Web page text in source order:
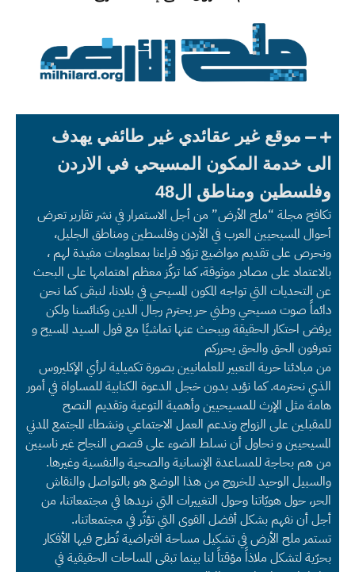
موقع غير عقائدي غير طائفي يهدف
الى خدمة المكون المسيحي في الاردن
وفلسطين ومناطق ال48
تكافح مجلة “ملح الأرض” من أجل الاستمرار في نشر تقارير تعرض
أحوال المسيحيين العرب في الأردن وفلسطين ومناطق الجليل،
ونحرص على تقديم مواضيع تزوّد قراءنا بمعلومات مفيدة لهم ،
بالاعتماد على مصادر موثوقة، كما تركّز معظم اهتمامها على البحث
عن التحديات التي تواجه المكون المسيحي في بلادنا، لنبقى كما نحن
دائماً صوت مسيحي وطني حر يحترم رجال الدين وكنائسنا ولكن
يرفض احتكار الحقيقة ويبحث عنها تماشيًا مع قول السيد المسيح و
تعرفون الحق والحق يحرركم
من مبادئنا حرية التعبير للعلمانيين بصورة تكميلية لرأي الإكليروس
الذي نحترمه. كما نؤيد بدون خجل الدعوة الكتابية للمساواة في أمور
هامة مثل الإرث للمسيحيين وأهمية التوعية وتقديم النصح
للمقبلين على الزواج وندعم العمل الاجتماعي ونشطاء المجتمع المدني
المسيحيين و نحاول أن نسلط الضوء على قصص النجاح غير ناسيين
من هم بحاجة للمساعدة الإنسانية والصحية والنفسية وغيرها.
والسبيل الوحيد للخروج من هذا الوضع هو بالتواصل والنقاش
الحر، حول هويّاتنا وحول التغييرات التي نريدها في مجتمعاتنا، من
أجل أن نفهم بشكل أفضل القوى التي تؤثّر في مجتمعاتنا،.
تستمر ملح الأرض في تشكيل مساحة افتراضية تُطرح فيها الأفكار
بحرّية لتشكل ملاذاً مؤقتاً لنا بينما تبقى المساحات الحقيقية في